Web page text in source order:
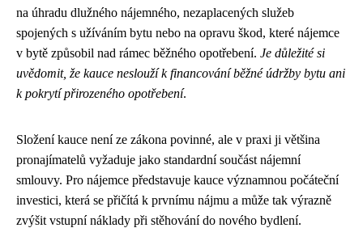
na úhradu dlužného nájemného, nezaplacených služeb
spojených s užíváním bytu nebo na opravu škod, které nájemce
v bytě způsobil nad rámec běžného opotřebení. Je důležité si
uvědomit, že kauce neslouží k financování běžné údržby bytu ani
k pokrytí přirozeného opotřebení.
Složení kauce není ze zákona povinné, ale v praxi ji většina
pronajímatelů vyžaduje jako standardní součást nájemní
smlouvy. Pro nájemce představuje kauce významnou počáteční
investici, která se přičítá k prvnímu nájmu a může tak výrazně
zvýšit vstupní náklady při stěhování do nového bydlení.